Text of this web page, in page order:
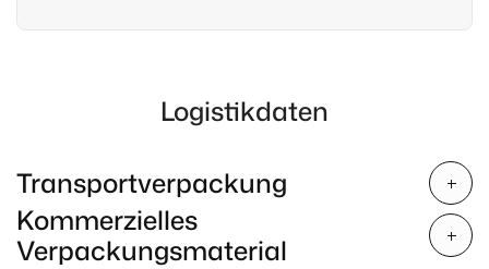
Logistikdaten
Transportverpackung
Kommerzielles
Verpackungsmaterial